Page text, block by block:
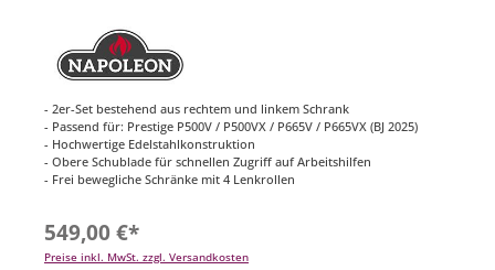
- 2er-Set bestehend aus rechtem und linkem Schrank
- Passend für: Prestige P500V / P500VX / P665V / P665VX (BJ 2025)
- Hochwertige Edelstahlkonstruktion
- Obere Schublade für schnellen Zugriff auf Arbeitshilfen
- Frei bewegliche Schränke mit 4 Lenkrollen
549,00 €*
Preise inkl. MwSt. zzgl. Versandkosten